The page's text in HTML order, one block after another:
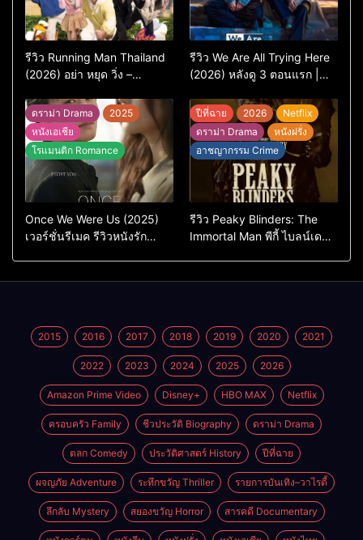
รีวิว Running Man Thailand
(2026) อย่า หยุด วิ่ง –
ต้นฉบับเกาหลี
รีวิว We Are All Trying Here
(2026) หลังดู 3 ตอนแรก |
แต่ยังไปไม่ถึงไหน
ดราม่า Drama
2025
หนังเอเชีย
โรแมนติก Romance
Once We Were Us (2025)
เวอร์ชั่นรีเมค รีวิวหนังรัก
ปีที่ฉาย 2026
Netflix
ดราม่า Drama
หนังฝรั่ง
อาชญากรรม Crime
รีวิว Peaky Blinders: The
Immortal Man พีกี้ ไบลน์เด
2015 2016 2017 2018 2019 2020 2021
2022 2023 2024 2025 2026
Amazon Prime Video Disney+ HBO MAX Netflix
ครอบครัว Family ชีวประวัติ Biography ดราม่า Drama
ตลก Comedy ประวัติศาสตร์ History ปีที่ฉาย
ผจญภัย Adventure ระทึกขวัญ Thriller รายการบันเทิง–วาไรตี้
ลึกลับ Mystery สยองขวัญ Horror สารคดี Documentary